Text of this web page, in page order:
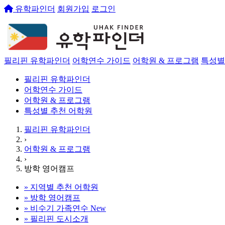
유학파인더 회원가입 로그인
필리핀 유학파인더 어학연수 가이드 어학원 & 프로그램 특성
필리핀 유학파인더
어학연수 가이드
어학원 & 프로그램
특성별 추천 어학원
필리핀 유학파인더
›
어학원 & 프로그램
›
방학 영어캠프
» 지역별 추천 어학원
» 방학 영어캠프
» 비수기 가족연수 New
» 필리핀 도시소개